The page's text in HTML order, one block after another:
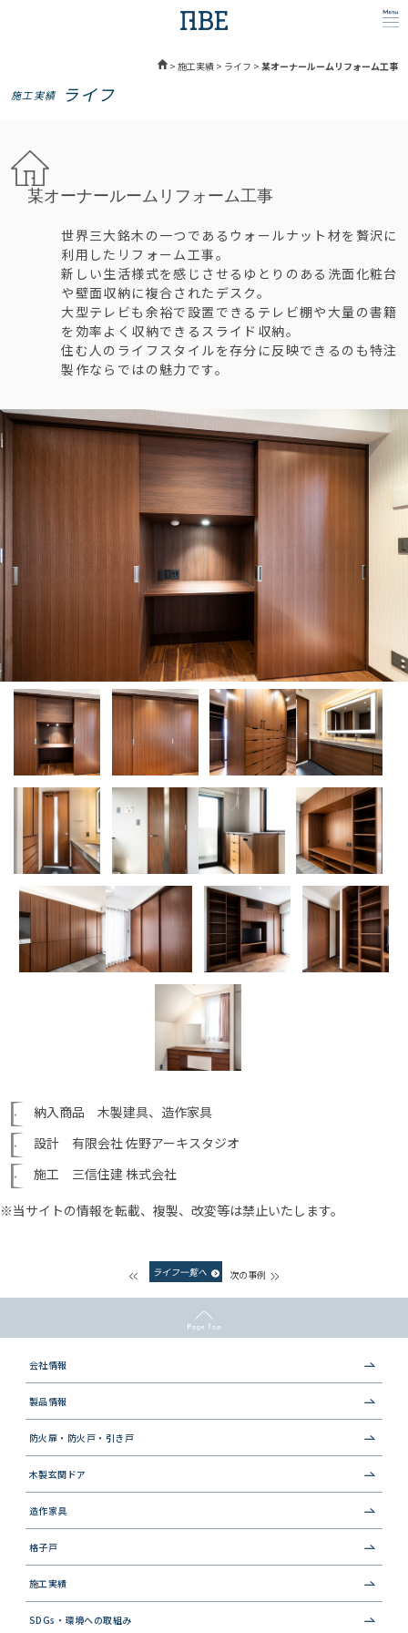
> 施工実績> ライフ > 某オーナールームリフォーム工事
施工実績 ライフ
某オーナールームリフォーム工事
世界三大銘木の一つであるウォールナット材を贅沢に
利用したリフォーム工事。
新しい生活様式を感じさせるゆとりのある洗面化粧台
や壁面収納に複合されたデスク。
大型テレビも余裕で設置できるテレビ棚や大量の書籍
を効率よく収納できるスライド収納。
住む人のライフスタイルを存分に反映できるのも特注
製作ならではの魅力です。
納入商品 木製建具、造作家具
設計 有限会社 佐野アーキスタジオ
施工 三信住建 株式会社
※当サイトの情報を転載、複製、改変等は禁止いたします。
ライフ一覧へ 次の事例
会社情報
製品情報
防火扉・防火戸・引き戸
木製玄関ドア
造作家具
格子戸
施工実績
SDGs・環境への取組み